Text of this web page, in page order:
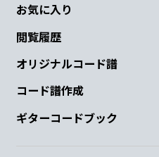
お気に入り
閲覧履歴
オリジナルコード譜
コード譜作成
ギターコードブック